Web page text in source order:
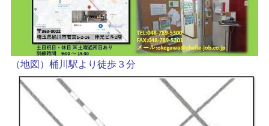
（地図）桶川駅より徒歩３分